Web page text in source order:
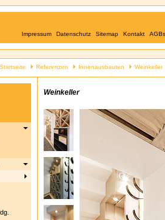
Impressum Datenschutz Sitemap Kontakt AGBs
Startseite Referenzen Innenausbauten Weinkeller
Weinkeller